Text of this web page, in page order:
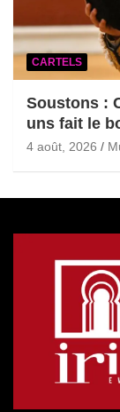
CARTELS
Soustons :
uns fait le
4 août, 2026